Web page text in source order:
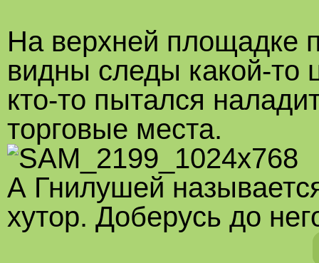
На верхней площадке
видны следы какой-то
кто-то пытался
торговые места.
А Гнилушей
хутор. Доберусь до